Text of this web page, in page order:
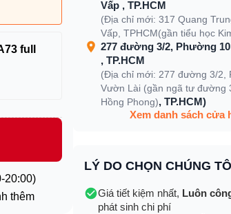
full
20:00)
thêm
Vấp , TP.HCM
(Địa chỉ mới: 317 Quang
Vấp, TPHCM(gần tiểu học
277 đường 3/2, Phường
, TP.HCM
(Địa chỉ mới: 277 đường 3/2,
Vườn Lài (gần ngã tư đường
Hồng Phong), TP.HCM)
Xem danh sách cửa
LÝ DO CHỌN CHÚNG
Giá tiết kiệm nhất, Luôn
phát sinh chi phí